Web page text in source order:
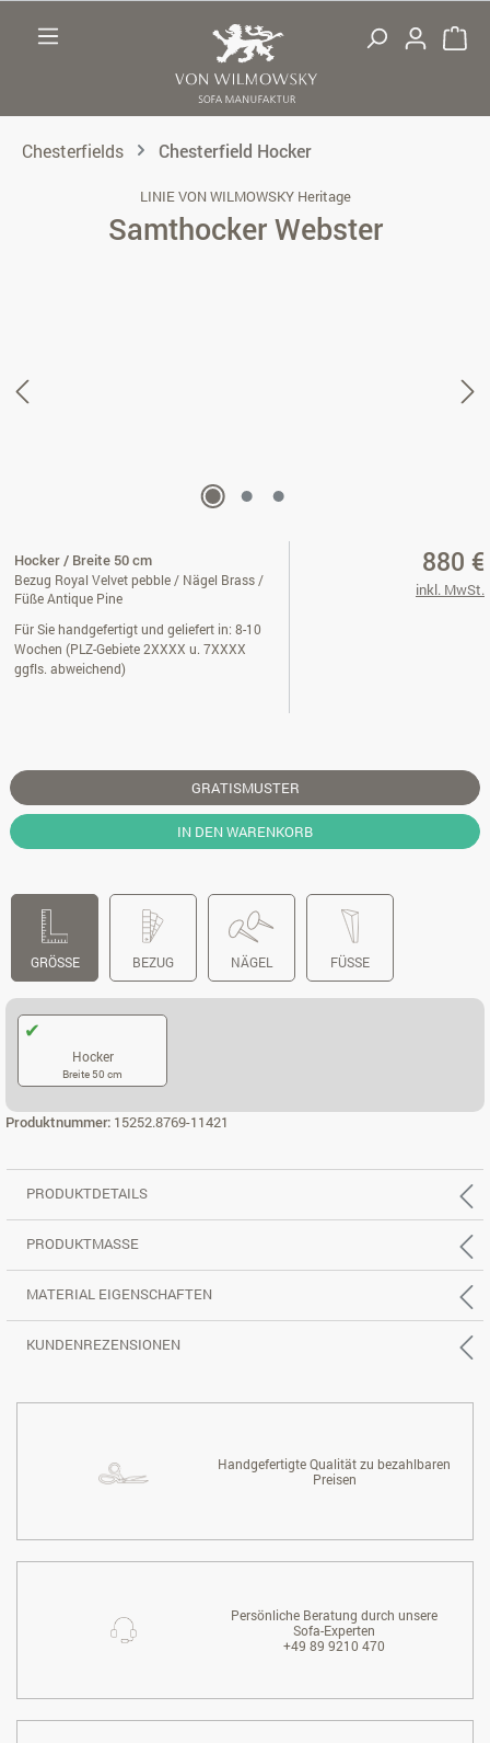
Chesterfields Chesterfield Hocker
LINIE VON WILMOWSKY Heritage
Samthocker Webster
Hocker / Breite 50 cm
Bezug Royal Velvet pebble / Nägel Brass /
Füße Antique Pine
Für Sie handgefertigt und geliefert in: 8-10
Wochen (PLZ-Gebiete 2XXXX u. 7XXXX
ggfls. abweichend)
880 €
inkl. MwSt.
GRATISMUSTER
IN DEN WARENKORB
GRÖSSE BEZUG NÄGEL FÜSSE
Hocker
Breite 50 cm
Produktnummer: 15252.8769-11421
PRODUKTDETAILS
PRODUKTMASSE
MATERIAL EIGENSCHAFTEN
KUNDENREZENSIONEN
Handgefertigte Qualität zu bezahlbaren
Preisen
Persönliche Beratung durch unsere
Sofa-Experten
+49 89 9210 470